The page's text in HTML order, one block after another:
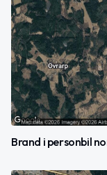
Brand i personbil